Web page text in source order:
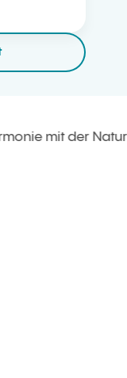
mit der Natur